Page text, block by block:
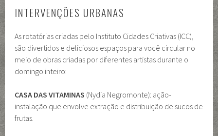
INTERVENÇÕES URBANAS
As rotatórias criadas pelo Instituto Cidades Criativas (ICC),
são divertidos e deliciosos espaços para você circular no
meio de obras criadas por diferentes artistas durante o
domingo inteiro:
CASA DAS VITAMINAS (Nydia Negromonte): ação-
instalação que envolve extração e distribuição de sucos de
frutas.